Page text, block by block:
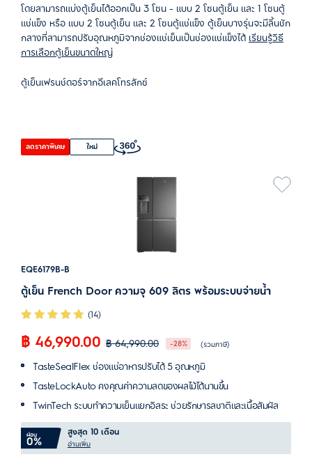
โดยสามารถแบ่งตู้เย็นได้ออกเป็น 3 โซน - แบบ 2 โซนตู้เย็น และ 1 โซนตู้
แช่แข็ง หรือ แบบ 2 โซนตู้เย็น และ 2 โซนตู้แช่แข็ง ตู้เย็นบางรุ่นจะมีลิ้นชัก
กลางที่สามารถปรับอุณหภูมิจากช่องแช่เย็นเป็นช่องแช่แข็งได้ เรียนรู้วิธี
การเลือกตู้เย็นขนาดใหญ่
ตู้เย็นเฟรนช์ดอร์จากอีเลคโทรลักซ์
ลดราคาพิเศษ ใหม่
EQE6179B-B
ตู้เย็น French Door ความจุ 609 ลิตร พร้อมระบบจ่ายน้ำ
(14)
฿ 46,990.00 ฿ 64,990.00 -28% (รวมภาษี)
TasteSealFlex ช่องแช่อาหารปรับได้ 5 อุณหภูมิ
TasteLockAuto คงคุณค่าความสดของผลไม้ได้นานขึ้น
TwinTech ระบบทำความเย็นแยกอิสระ ช่วยรักษารสชาติและเนื้อสัมผัส
ผ่อน
0%
สูงสุด 10 เดือน
อ่านเพิ่ม